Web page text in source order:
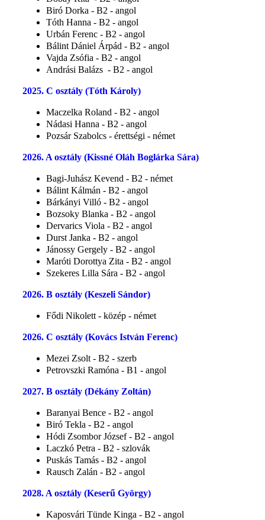
Biró Dorka - B2 - angol
Tóth Hanna - B2 - angol
Urbán Ferenc - B2 - angol
Bálint Dániel Árpád - B2 - angol
Vajda Zsófia - B2 - angol
Andrási Balázs - B2 - angol
2025. C osztály (Tóth Károly)
Maczelka Roland - B2 - angol
Nádasi Hanna - B2 - angol
Pozsár Szabolcs - érettségi - német
2026. A osztály (Kissné Oláh Boglárka Sára)
Bagi-Juhász Kevend - B2 - német
Bálint Kálmán - B2 - angol
Bárkányi Villó - B2 - angol
Bozsoky Blanka - B2 - angol
Dervarics Viola - B2 - angol
Durst Janka - B2 - angol
Jánossy Gergely - B2 - angol
Maróti Dorottya Zita - B2 - angol
Szekeres Lilla Sára - B2 - angol
2026. B osztály (Keszeli Sándor)
Fődi Nikolett - közép - német
2026. C osztály (Kovács István Ferenc)
Mezei Zsolt - B2 - szerb
Petrovszki Ramóna - B1 - angol
2027. B osztály (Dékány Zoltán)
Baranyai Bence - B2 - angol
Biró Tekla - B2 - angol
Hódi Zsombor József - B2 - angol
Laczkó Petra - B2 - szlovák
Puskás Tamás - B2 - angol
Rausch Zalán - B2 - angol
2028. A osztály (Keserű György)
Kaposvári Tünde Kinga - B2 - angol